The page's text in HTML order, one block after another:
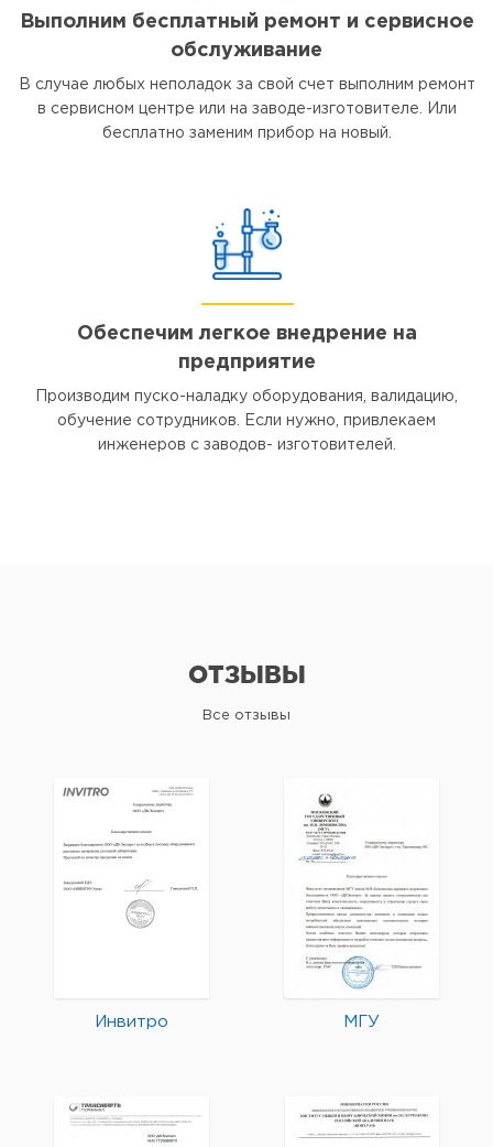
Выполним бесплатный ремонт и сервисное
обслуживание
В случае любых неполадок за свой счет выполним ремонт
в сервисном центре или на заводе-изготовителе. Или
бесплатно заменим прибор на новый.
Обеспечим легкое внедрение на
предприятие
Производим пуско-наладку оборудования, валидацию,
обучение сотрудников. Если нужно, привлекаем
инженеров с заводов- изготовителей.
ОТЗЫВЫ
Все отзывы
Инвитро МГУ